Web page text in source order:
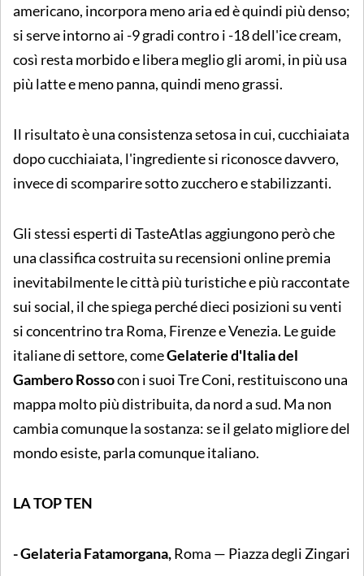
americano, incorpora meno aria ed è quindi più denso;
si serve intorno ai -9 gradi contro i -18 dell'ice cream,
così resta morbido e libera meglio gli aromi, in più usa
più latte e meno panna, quindi meno grassi.
Il risultato è una consistenza setosa in cui, cucchiaiata
dopo cucchiaiata, l'ingrediente si riconosce davvero,
invece di scomparire sotto zucchero e stabilizzanti.
Gli stessi esperti di TasteAtlas aggiungono però che
una classifica costruita su recensioni online premia
inevitabilmente le città più turistiche e più raccontate
sui social, il che spiega perché dieci posizioni su venti
si concentrino tra Roma, Firenze e Venezia. Le guide
italiane di settore, comeGelaterie d'Italia del
Gambero Rossocon i suoi Tre Coni, restituiscono una
mappa molto più distribuita, da nord a sud. Ma non
cambia comunque la sostanza: se il gelato migliore del
mondo esiste, parla comunque italiano.
LA TOP TEN
-Gelateria Fatamorgana,Roma — Piazza degli Zingari